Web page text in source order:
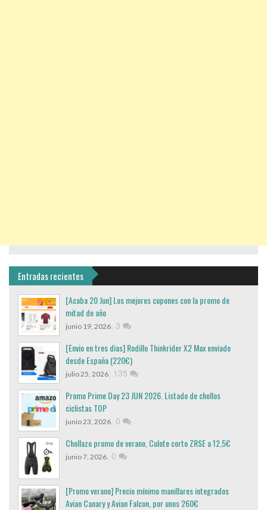
Entradas recientes
[Acaba 20 Jun] Los mejores cupones con la promo de
mitad de año
junio 19, 2026, 3
[Envio en tres dias] Rodillo Thinkrider X2 Max enviado
desde España (220€)
julio 25, 2026, 135
Promo Prime Day 23 JUN 2026. Listado de chollos
ciclistas TOP
junio 23, 2026, 0
Chollazo promo de verano, Culote corto ZRSE a 12,5€
junio 7, 2026, 0
[Promo verano] Precio mínimo manillares integrados
Avian Canary y Avian Falcon, por unos 260€